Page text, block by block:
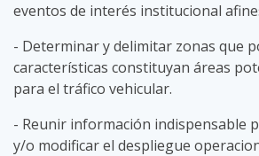
eventos de interés institucional
- Determinar y delimitar zonas que
características constituyan áreas
para el tráfico vehicular.
- Reunir información indispensable
y/o modificar el despliegue